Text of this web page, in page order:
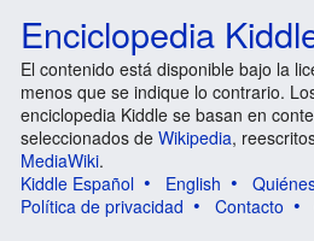
Enciclopedia
El contenido está disponible bajo la
menos que se indique lo contrario.
enciclopedia Kiddle se basan en
seleccionados de Wikipedia,
MediaWiki.
Kiddle Español
English
Política de privacidad
Contacto